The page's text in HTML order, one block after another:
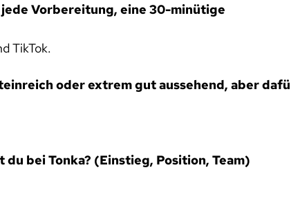
Vorbereitung, eine 30-minütige
TikTok.
oder extrem gut aussehend, aber
bei Tonka? (Einstieg, Position, Team)